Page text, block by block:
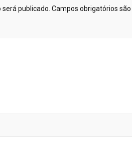
publicado. Campos obrigatórios